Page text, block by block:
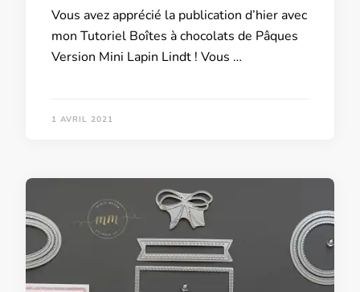
Vous avez apprécié la publication d’hier avec
mon Tutoriel Boîtes à chocolats de Pâques
Version Mini Lapin Lindt ! Vous …
1 AVRIL 2021